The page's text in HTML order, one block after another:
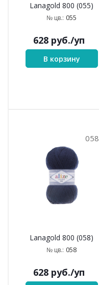
Lanagold 800 (055)
№ цв.: 055
628 руб./уп
В корзину
058
Lanagold 800 (058)
№ цв.: 058
628 руб./уп